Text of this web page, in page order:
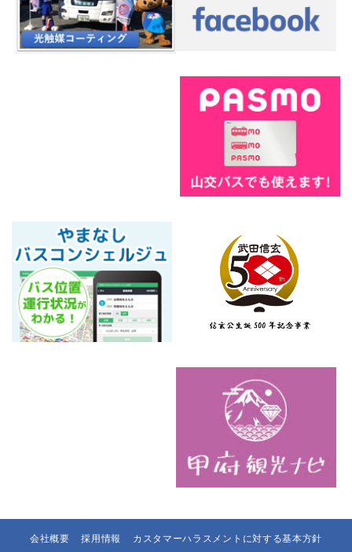
会社概要 採用情報 カスタマーハラスメントに対する基本方針